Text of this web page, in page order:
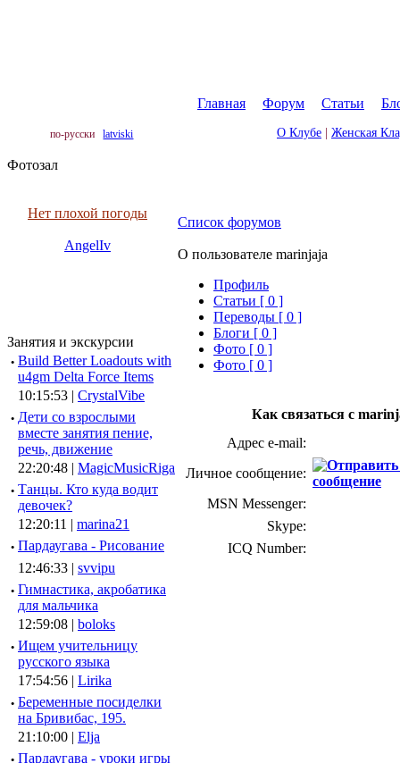
Главная Форум Статьи
по-русски latviski О Клубе Женская
Фотозал
Нет плохой погоды
AngelIv
Занятия и экскурсии
· Build Better Loadouts with
u4gm Delta Force Items
10:15:53 | CrystalVibe
· Дети со взрослыми
вместе занятия пение,
речь, движение
22:20:48 | MagicMusicRiga
· Танцы. Кто куда водит
девочек?
12:20:11 | marina21
· Пардаугава - Рисование
12:46:33 | svvipu
· Гимнастика, акробатика
для мальчика
12:59:08 | boloks
· Ищем учительницу
русского языка
17:54:56 | Lirika
· Беременные посиделки
на Бривибас, 195.
21:10:00 | Elja
Пардаугава - уроки игры
Список форумов
О пользователе marinjaja
Профиль
Cтатьи [ 0 ]
Переводы [ 0 ]
Блоги [ 0 ]
Фото [ 0 ]
Фото [ 0 ]
Как связаться с
Адрес e-mail:
Личное сообщение:
MSN Messenger:
Skype:
ICQ Number: